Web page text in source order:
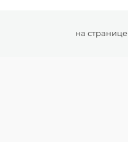
на странице